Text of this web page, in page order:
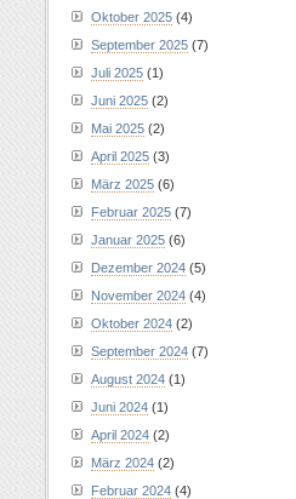
Oktober 2025 (4)
September 2025 (7)
Juli 2025 (1)
Juni 2025 (2)
Mai 2025 (2)
April 2025 (3)
März 2025 (6)
Februar 2025 (7)
Januar 2025 (6)
Dezember 2024 (5)
November 2024 (4)
Oktober 2024 (2)
September 2024 (7)
August 2024 (1)
Juni 2024 (1)
April 2024 (2)
März 2024 (2)
Februar 2024 (4)